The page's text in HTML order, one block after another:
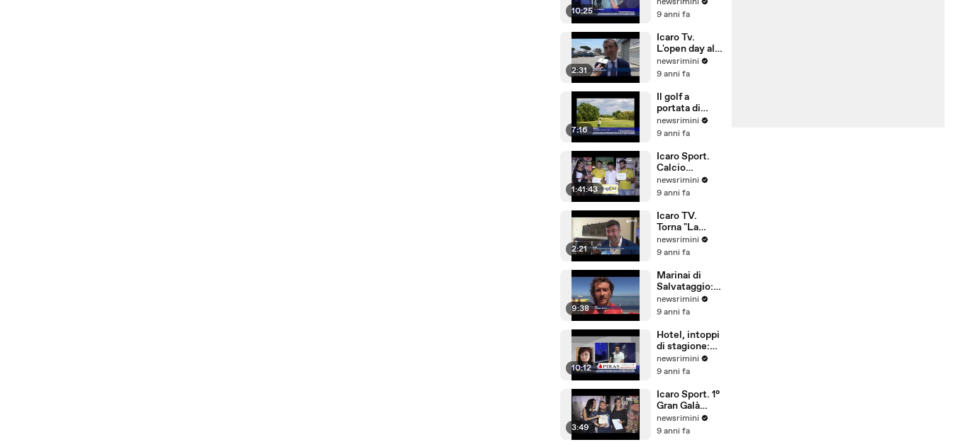
10:25
Siulp:
rischio
9 anni fa
2:31
Icaro Tv.
L'open day alla
Pesaresi Spa
di Rimini
newsrimini
9 anni fa
7:16
Il golf a
portata di
bambino. Il
Summer
Riviera Golf
newsrimini
9 anni fa
1:41:43
Icaro Sport.
Calcio
d'Estate: 1°
Gran Galà
Categoria
newsrimini
9 anni fa
2:21
Icaro TV.
Torna "La
Notte delle
Streghe", dal
2017 a San
Giovanni in M
newsrimini
9 anni fa
9:38
Marinai di
Salvataggio:
si investe
poco su
conta più
l'aspetto
economico
newsrimini
9 anni fa
10:12
Hotel, intoppi
di stagione:
troppi
portoghesi e
dipendenti
che parlano
tedesco
newsrimini
9 anni fa
3:49
Icaro Sport. 1°
Gran Galà
della Seconda
Categoria
newsrimini
9 anni fa